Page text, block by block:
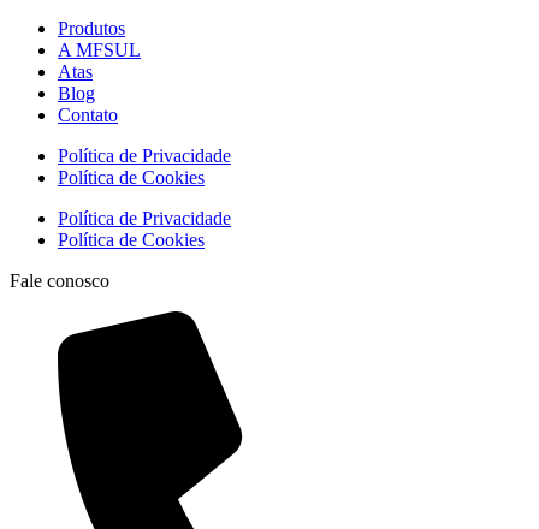
Produtos
A MFSUL
Atas
Blog
Contato
Política de Privacidade
Política de Cookies
Política de Privacidade
Política de Cookies
Fale conosco